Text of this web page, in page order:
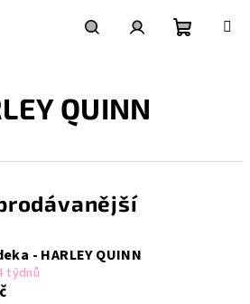
QUINN
- HARLEY QUINN
týdnů